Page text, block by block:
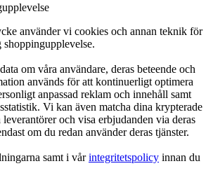
använder vi cookies och annan teknik för
om våra användare, deras beteende och
används för att kontinuerligt optimera
anpassad reklam och innehåll samt
Vi kan även matcha dina krypterade
och visa erbjudanden via deras
om du redan använder deras tjänster.
samt i vårintegritetspolicy innan du